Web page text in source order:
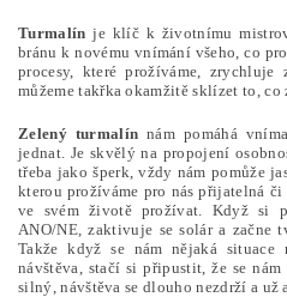
Turmalín je klíč k životnímu
bránu k novému vnímání všeho, co
procesy, které prožíváme,
můžeme takřka okamžitě sklízet to, co
Zelený turmalín nám pomáhá
jednat. Je skvělý na propojení
třeba jako šperk, vždy nám pomůže
kterou prožíváme pro nás přijatelná
ve svém životě prožívat. Když si
ANO/NE, zaktivuje se solár a
Takže když se nám nějaká
návštěva, stačí si připustit, že se
silný, návštěva se dlouho nezdrží a už